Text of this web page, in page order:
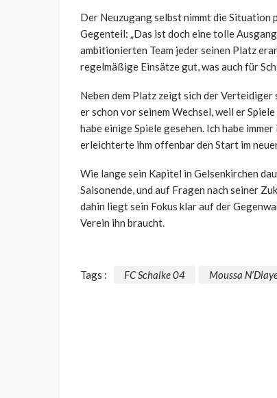
Der Neuzugang selbst nimmt die Situation
Gegenteil: „Das ist doch eine tolle
ambitionierten Team jeder seinen Platz
regelmäßige Einsätze gut, was auch für
Neben dem Platz zeigt sich der
er schon vor seinem Wechsel, weil er
habe einige Spiele gesehen. Ich habe
erleichterte ihm offenbar den Start im
Wie lange sein Kapitel in Gelsenkirchen
Saisonende, und auf Fragen nach seiner
dahin liegt sein Fokus klar auf der
Verein ihn braucht.
Tags : FC Schalke 04 Moussa